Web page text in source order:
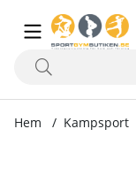
Hem Kampsport